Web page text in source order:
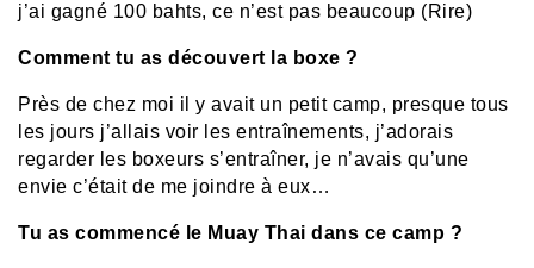
j’ai gagné 100 bahts, ce n’est pas beaucoup (Rire)
Comment tu as découvert la boxe ?
Près de chez moi il y avait un petit camp, presque tous
les jours j’allais voir les entraînements, j’adorais
regarder les boxeurs s’entraîner, je n’avais qu’une
envie c’était de me joindre à eux…
Tu as commencé le Muay Thai dans ce camp ?